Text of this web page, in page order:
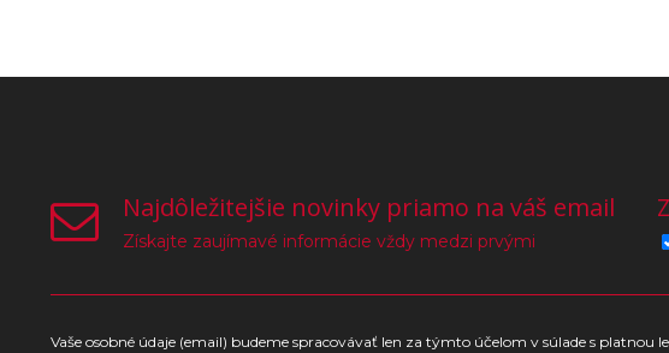
Najdôležitejšie novinky priamo na váš email
Získajte zaujímavé informácie vždy medzi prvými
Vaše osobné údaje (email) budeme spracovávať len za týmto účelom v súlade s